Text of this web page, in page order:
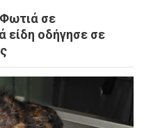
σε
είδη οδήγησε σε